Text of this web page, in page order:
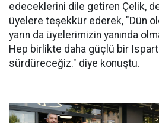
edeceklerini dile getiren Çelik,
üyelere teşekkür ederek, "Dün
yarın da üyelerimizin yanında
Hep birlikte daha güçlü bir
sürdüreceğiz." diye konuştu.